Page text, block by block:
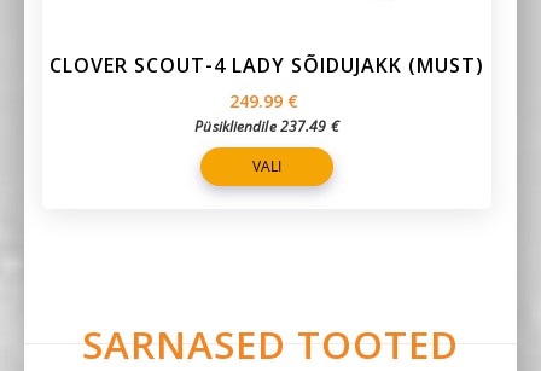
CLOVER SCOUT-4 LADY SÕIDUJAKK (MUST)
249.99 €
Püsikliendile237.49 €
VALI
SARNASED TOOTED